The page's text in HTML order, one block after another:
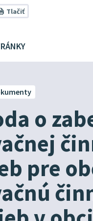
Tlačiť
o
pre